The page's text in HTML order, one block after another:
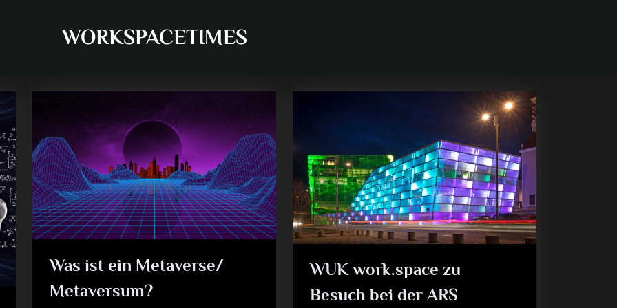
WORKSPACETIMES
Was ist ein Metaverse/
Metaversum?
WUK work.space zu
Besuch bei der ARS